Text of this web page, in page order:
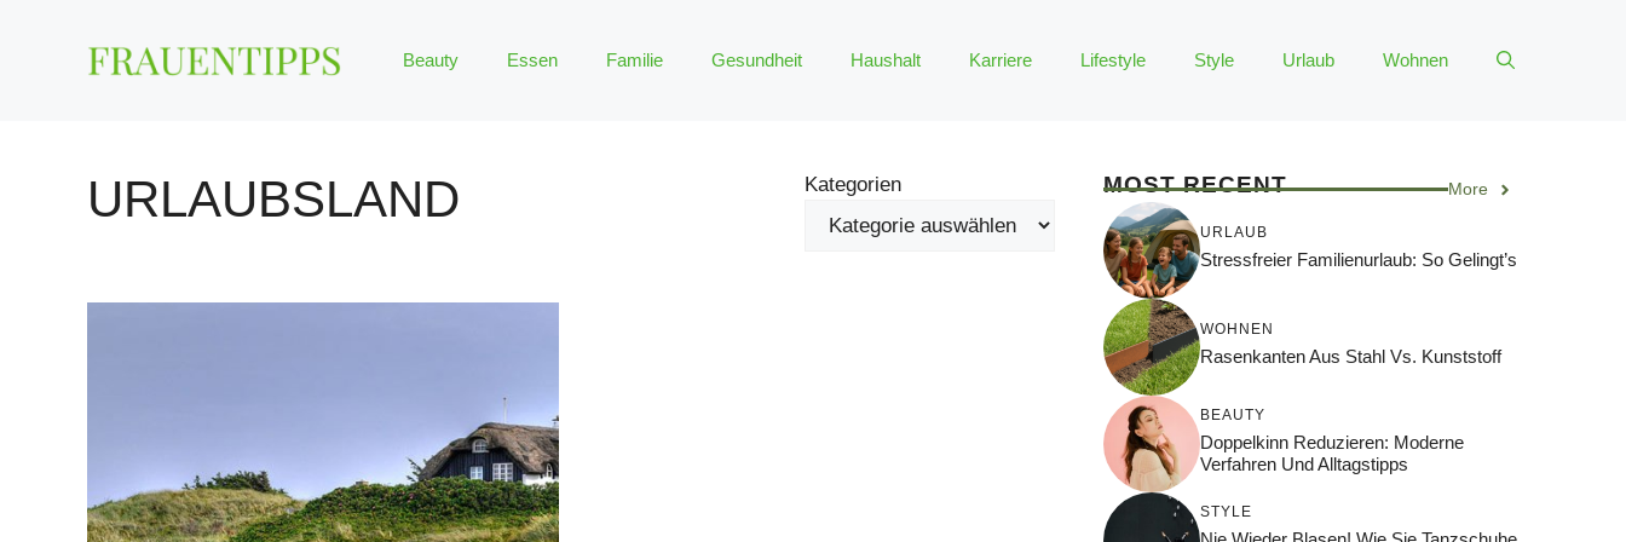
Beauty Essen Familie Gesundheit Haushalt Karriere Lifestyle Style Urlaub Wohnen
URLAUBSLAND Kategorien MOST RECENT More
URLAUB
Stressfreier Familienurlaub: So Gelingt’s
WOHNEN
Rasenkanten Aus Stahl Vs. Kunststoff
BEAUTY
Doppelkinn Reduzieren: Moderne
Verfahren Und Alltagstipps
STYLE